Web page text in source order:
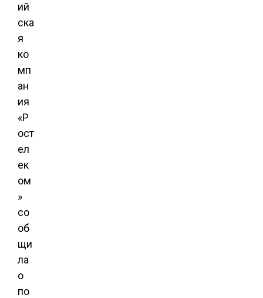
ий
ска
я
ко
мп
ан
ия
«Р
ост
ел
ек
ом
»
со
об
щи
ла
о
по